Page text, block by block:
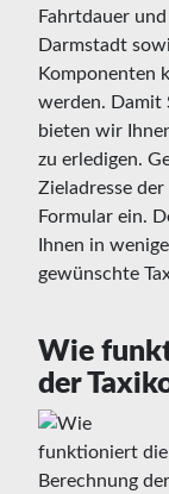
Fahrtdauer
Darmstadt
Komponenten
werden. Damit
bieten wir
zu erledigen.
Zieladresse
Formular ein.
Ihnen in
gewünschte
Wie
der